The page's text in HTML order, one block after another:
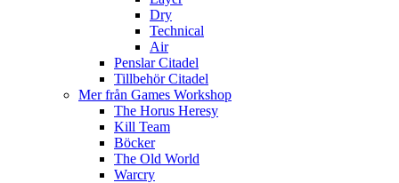
Dry
Technical
Air
Penslar Citadel
Tillbehör Citadel
Mer från Games Workshop
The Horus Heresy
Kill Team
Böcker
The Old World
Warcry